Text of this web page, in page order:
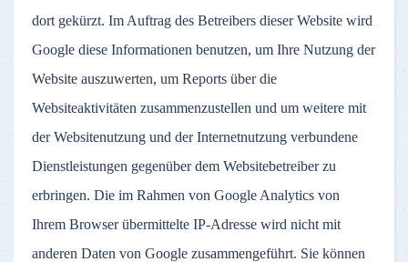
dort gekürzt. Im Auftrag des Betreibers dieser Website wird
Google diese Informationen benutzen, um Ihre Nutzung der
Website auszuwerten, um Reports über die
Websiteaktivitäten zusammenzustellen und um weitere mit
der Websitenutzung und der Internetnutzung verbundene
Dienstleistungen gegenüber dem Websitebetreiber zu
erbringen. Die im Rahmen von Google Analytics von
Ihrem Browser übermittelte IP-Adresse wird nicht mit
anderen Daten von Google zusammengeführt. Sie können